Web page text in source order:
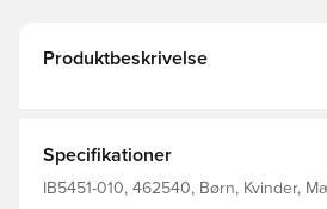
Produktbeskrivelse
Specifikationer
IB5451-010, 462540, Børn, Kvinder,